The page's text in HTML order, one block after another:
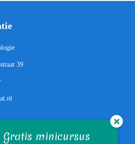
39
Gratis minicursus